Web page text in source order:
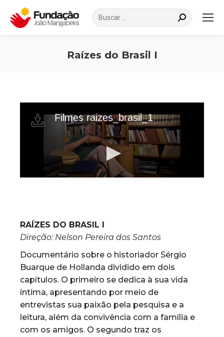
Search:
Raízes do Brasil I
RAÍZES DO BRASIL I
Direção: Nelson Pereira dos Santos
Documentário sobre o historiador Sérgio
Buarque de Hollanda dividido em dois
capítulos. O primeiro se dedica à sua vida
íntima, apresentando por meio de
entrevistas sua paixão pela pesquisa e a
leitura, além da convivência com a família e
com os amigos. O segundo traz os